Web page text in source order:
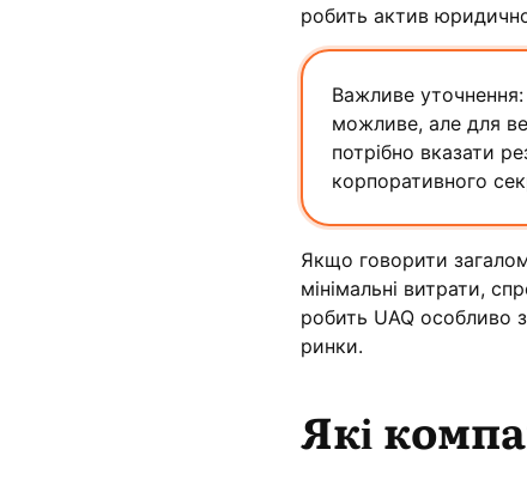
робить актив
Важливе
можливе, але для
потрібно вказати
корпоративного
Якщо говорити
мінімальні витрати,
робить UAQ особливо
ринки.
Які